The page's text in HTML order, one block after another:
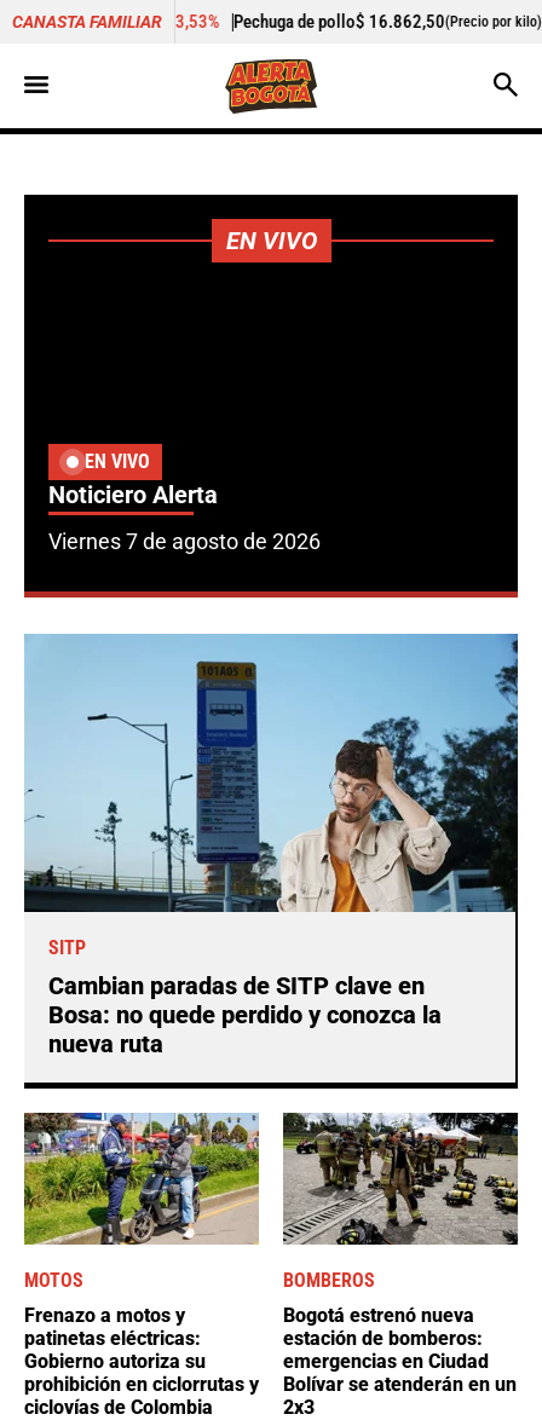
CANASTA FAMILIAR
pollo$ 16.862,50(Precio por kilo)-1,71% Cogote de carne de res$
EN VIVO
EN VIVO
Noticiero Alerta
Viernes 7 de agosto de 2026
SITP
Cambian paradas de SITP clave en
Bosa: no quede perdido y conozca la
nueva ruta
MOTOS
Frenazo a motos y
patinetas eléctricas:
Gobierno autoriza su
prohibición en ciclorrutas y
ciclovías de Colombia
BOMBEROS
Bogotá estrenó nueva
estación de bomberos:
emergencias en Ciudad
Bolívar se atenderán en un
2x3